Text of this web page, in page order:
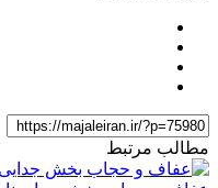
مطالب مرتبط